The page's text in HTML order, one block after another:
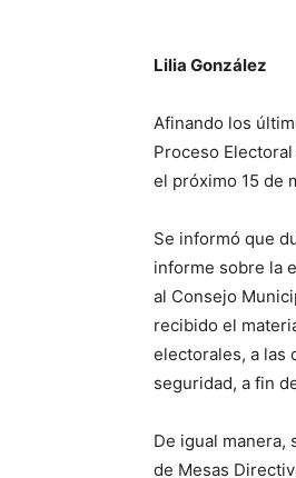
Lilia González
Afinando los
Proceso
el próximo 15 de
Se informó que
informe sobre la
al Consejo
recibido el
electorales, a las
seguridad, a fin
De igual manera,
de Mesas